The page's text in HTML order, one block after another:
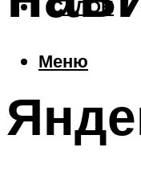
САЛОН
Меню